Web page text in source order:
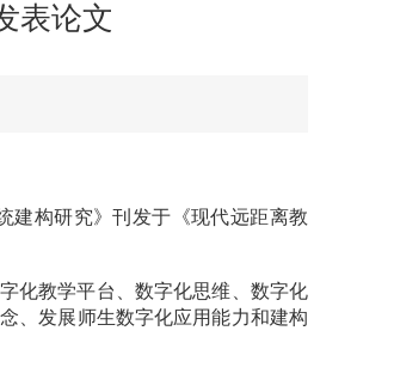
表论文
建构研究》刊发于《现代远距离教
化教学平台、数字化思维、数字化
、发展师生数字化应用能力和建构